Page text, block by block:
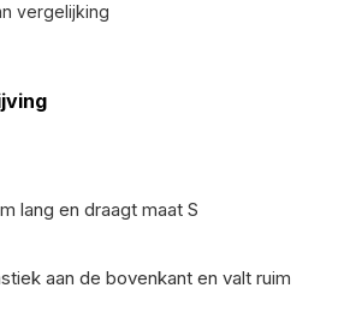
vergelijking
lang en draagt maat S
aan de bovenkant en valt ruim